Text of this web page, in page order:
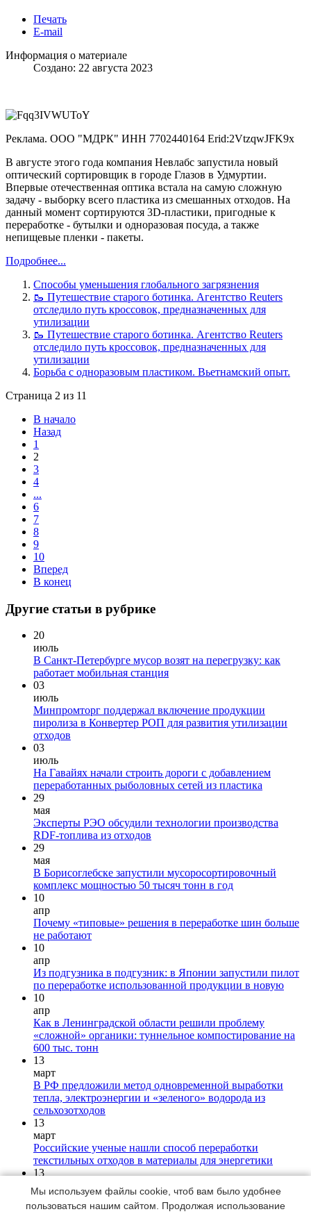
Печать
E-mail
Информация о материале
Создано: 22 августа 2023
Реклама. ООО "МДРК" ИНН 7702440164 Erid:2VtzqwJFK9x
В августе этого года компания Невлабс запустила новый
оптический сортировщик в городе Глазов в Удмуртии.
Впервые отечественная оптика встала на самую сложную
задачу - выборку всего пластика из смешанных отходов. На
данный момент сортируются 3D-пластики, пригодные к
переработке - бутылки и одноразовая посуда, а также
непищевые пленки - пакеты.
Подробнее...
Способы уменьшения глобального загрязнения
🥾 Путешествие старого ботинка. Агентство Reuters
отследило путь кроссовок, предназначенных для
утилизации
🥾 Путешествие старого ботинка. Агентство Reuters
отследило путь кроссовок, предназначенных для
утилизации
Борьба с одноразовым пластиком. Вьетнамский опыт.
Страница 2 из 11
В начало
Назад
1
2
3
4
...
6
7
8
9
10
Вперед
В конец
Другие статьи в рубрике
20
июль
В Санкт-Петербурге мусор возят на перегрузку: как
работает мобильная станция
03
июль
Минпромторг поддержал включение продукции
пиролиза в Конвертер РОП для развития утилизации
отходов
03
июль
На Гавайях начали строить дороги с добавлением
переработанных рыболовных сетей из пластика
29
мая
Эксперты РЭО обсудили технологии производства
RDF-топлива из отходов
29
мая
В Борисоглебске запустили мусоросортировочный
комплекс мощностью 50 тысяч тонн в год
10
апр
Почему «типовые» решения в переработке шин больше
не работают
10
апр
Из подгузника в подгузник: в Японии запустили пилот
по переработке использованной продукции в новую
10
апр
Как в Ленинградской области решили проблему
«сложной» органики: туннельное компостирование на
600 тыс. тонн
13
март
В РФ предложили метод одновременной выработки
тепла, электроэнергии и «зеленого» водорода из
сельхозотходов
13
март
Российские ученые нашли способ переработки
текстильных отходов в материалы для энергетики
13
март
♻Китайские ученые разработали метод переработки
лития из отработанных аккумуляторов с
Мы используем файлы cookie, чтоб вам было удобнее
пользоваться нашим сайтом. Продолжая использование